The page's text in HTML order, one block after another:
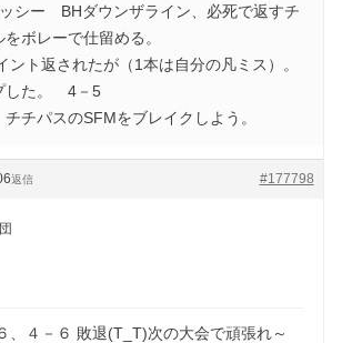
シー BHダウンザライン、必死で返すチ
ボレーで仕留める。
ント返されたが（1本は自分の凡ミス）。
した。 4－5
チパスのSFMをブレイクしよう。
#177798
返信
、４－６ 敗退(T_T)次の大会で頑張れ～